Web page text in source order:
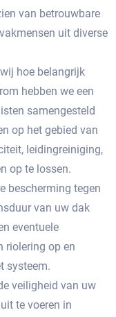
van betrouwbare
uit diverse
hoe belangrijk
hebben we een
samengesteld
op het gebied van
leidingreiniging,
op te lossen.
bescherming tegen
van uw dak
eventuele
riolering op en
systeem.
veiligheid van uw
te voeren in